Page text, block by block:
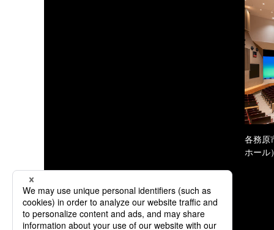
各務原
ホール